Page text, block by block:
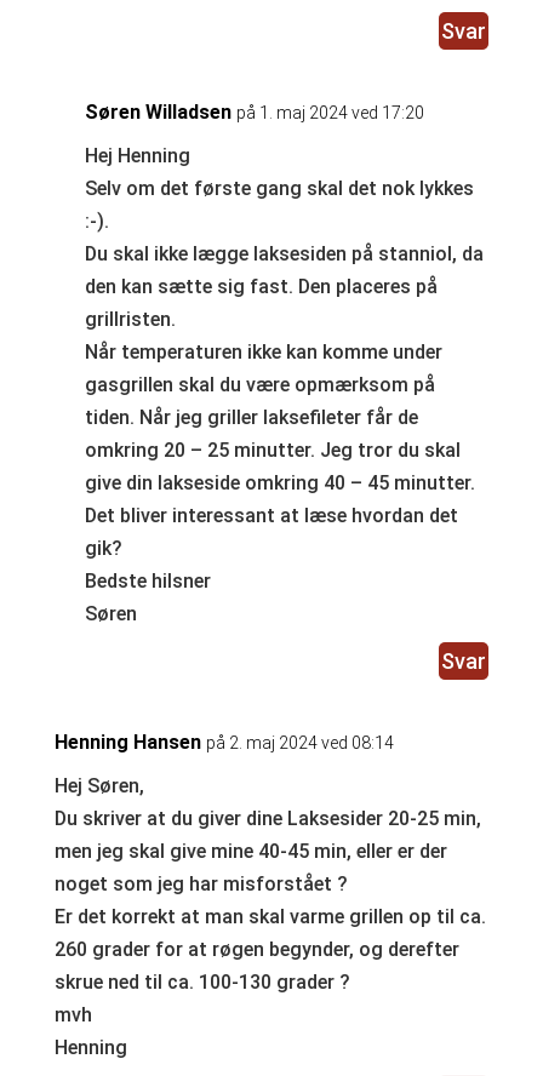
Svar
Søren Willadsen på 1. maj 2024 ved 17:20
Hej Henning
Selv om det første gang skal det nok lykkes
:-).
Du skal ikke lægge laksesiden på stanniol, da
den kan sætte sig fast. Den placeres på
grillristen.
Når temperaturen ikke kan komme under
gasgrillen skal du være opmærksom på
tiden. Når jeg griller laksefileter får de
omkring 20 – 25 minutter. Jeg tror du skal
give din lakseside omkring 40 – 45 minutter.
Det bliver interessant at læse hvordan det
gik?
Bedste hilsner
Søren
Svar
Henning Hansen på 2. maj 2024 ved 08:14
Hej Søren,
Du skriver at du giver dine Laksesider 20-25 min,
men jeg skal give mine 40-45 min, eller er der
noget som jeg har misforstået ?
Er det korrekt at man skal varme grillen op til ca.
260 grader for at røgen begynder, og derefter
skrue ned til ca. 100-130 grader ?
mvh
Henning